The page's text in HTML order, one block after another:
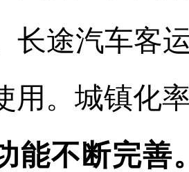
长途汽车客
用。城镇化
能不断完善